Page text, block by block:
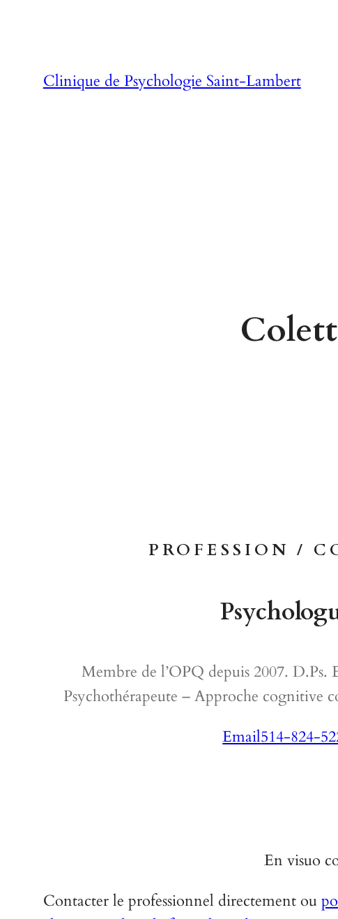
Clinique de Psychologie Saint-Lambert
PROFESSION /
Membre de l’OPQ depuis 2007.
Psychothérapeute – Approche cognitive
Email514-824-
En visuo
Contacter le professionnel directement ou